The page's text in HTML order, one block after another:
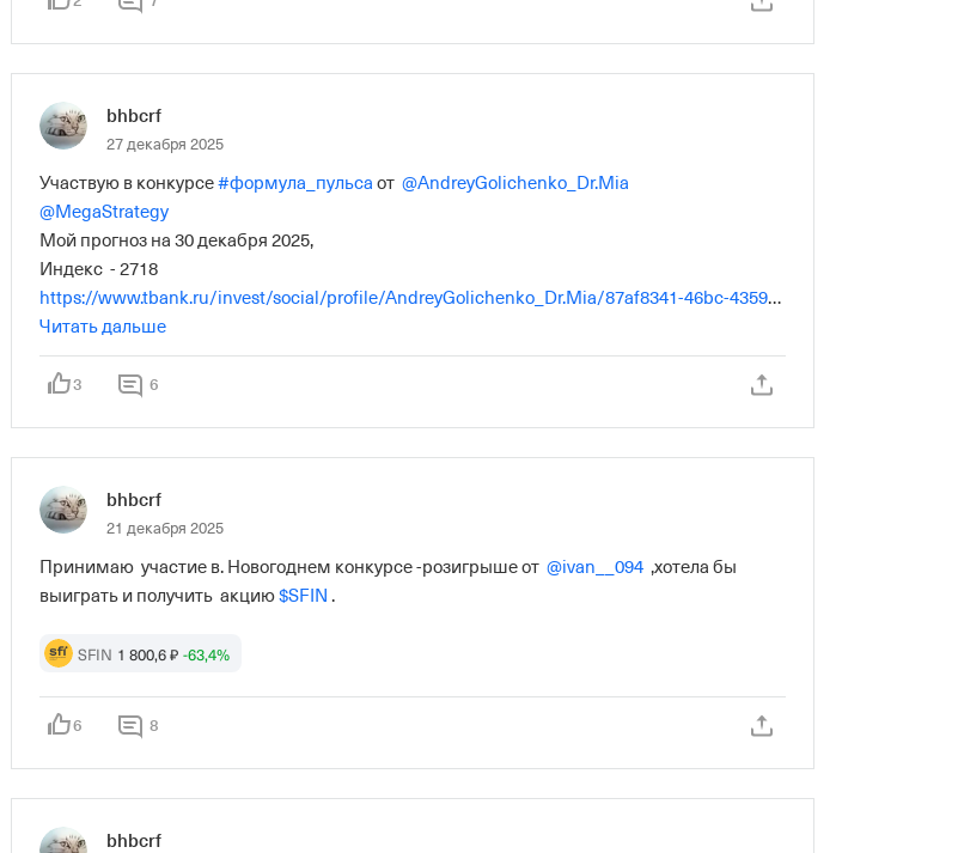
bhbcrf
27 декабря 2025
Участвую в конкурсе #формула_пульса от @AndreyGolichenko_Dr.Mia
@MegaStrategy
Мой прогноз на 30 декабря 2025,
https://www.tbank.ru/invest/social/profile/AndreyGolichenko_Dr.Mia/87af8341-46bc-4359-
9911-96799590cea5/?author=profile
Читать дальше
3 6
bhbcrf
21 декабря 2025
Принимаю  участие в. Новогоднем конкурсе -розигрыше от @ivan__094
  ,хотела бы
выиграть и получить  акцию $SFIN .
SFIN 1 800,6 ₽ -63,4%
6 8
bhbcrf